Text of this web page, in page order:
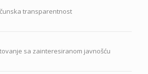
transparentnost
sa zainteresiranom javnošću